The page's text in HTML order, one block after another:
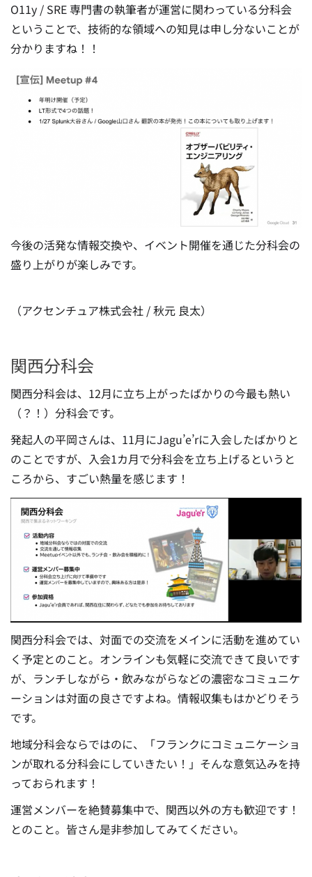
O11y / SRE 専門書の執筆者が運営に関わっている分科会
ということで、技術的な領域への知見は申し分ないことが
分かりますね！！
今後の活発な情報交換や、イベント開催を通じた分科会の
盛り上がりが楽しみです。
（アクセンチュア株式会社 / 秋元 良太）
関西分科会
関西分科会は、12月に立ち上がったばかりの今最も熱い
（？！）分科会です。
発起人の平岡さんは、11月にJagu’e’rに入会したばかりと
のことですが、入会1カ月で分科会を立ち上げるというと
ころから、すごい熱量を感じます！
関西分科会では、対面での交流をメインに活動を進めてい
く予定とのこと。オンラインも気軽に交流できて良いです
が、ランチしながら・飲みながらなどの濃密なコミュニケ
ーションは対面の良さですよね。情報収集もはかどりそう
です。
地域分科会ならではのに、「フランクにコミュニケーショ
ンが取れる分科会にしていきたい！」そんな意気込みを持
っておられます！
運営メンバーを絶賛募集中で、関西以外の方も歓迎です！
とのこと。皆さん是非参加してみてください。